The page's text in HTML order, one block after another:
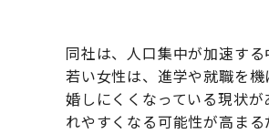
同社は、人口集中が加速す
若い女性は、進学や就職を
婚しにくくなっている現状
れやすくなる可能性が高まる